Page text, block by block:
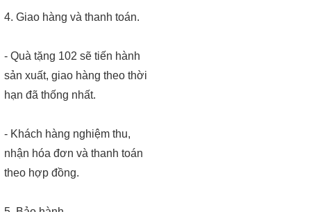
4. Giao hàng và thanh toán.
- Quà tặng 102 sẽ tiến hành
sản xuất, giao hàng theo thời
hạn đã thống nhất.
- Khách hàng nghiệm thu,
nhận hóa đơn và thanh toán
theo hợp đồng.